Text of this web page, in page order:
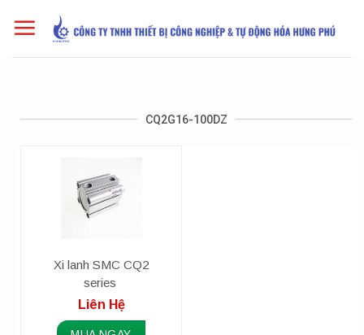
CQ2G16-100DZ
Xi lanh SMC CQ2
series
Liên Hệ